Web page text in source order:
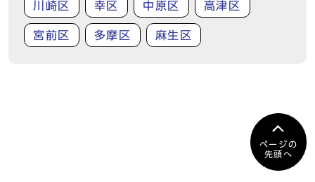
川崎区 幸区 中原区 高津区
宮前区 多摩区 麻生区
ページの
先頭へ